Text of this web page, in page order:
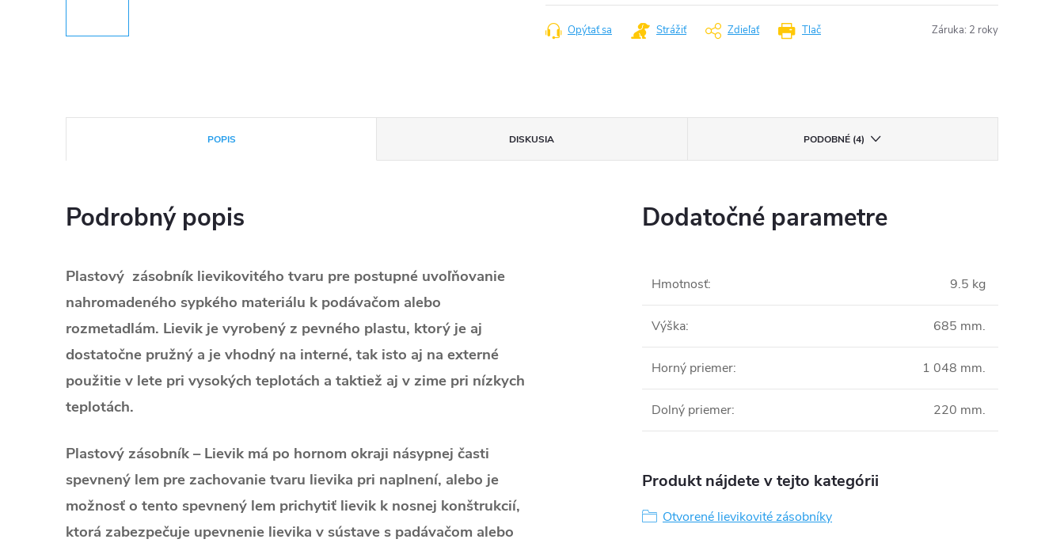
cena:
Tlač
Opýtať sa Strážiť Zdieľať Záruka: 2 roky
POPIS DISKUSIA PODOBNÉ (4)
Podrobný popis
Plastový zásobník lievikovitého tvaru pre postupné uvoľňovanie
nahromadeného sypkého materiálu k podávačom alebo
rozmetadlám. Lievik je vyrobený z pevného plastu, ktorý je aj
dostatočne pružný a je vhodný na interné, tak isto aj na externé
použitie v lete pri vysokých teplotách a taktiež aj v zime pri nízkych
teplotách.
Plastový zásobník – Lievik má po hornom okraji násypnej časti
spevnený lem pre zachovanie tvaru lievika pri naplnení, alebo je
možnosť o tento spevnený lem prichytiť lievik k nosnej konštrukcií,
ktorá zabezpečuje upevnenie lievika v sústave s padávačom alebo
Dodatočné parametre
Hmotnosť: 9.5 kg
Výška: 685 mm.
Horný priemer: 1 048 mm.
Dolný priemer: 220 mm.
Produkt nájdete v tejto kategórii
Otvorené lievikovité zásobníky